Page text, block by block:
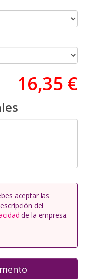
16,35 €
aceptar las
del
de la empresa.